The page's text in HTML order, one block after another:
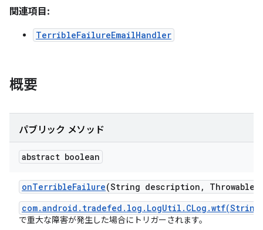
関連項目:
TerribleFailureEmailHandler
概要
パブリック メソッド
abstract boolean
onTerribleFailure(String description ,
Throwable
で重大な障害が発生した場合にトリガーされます。